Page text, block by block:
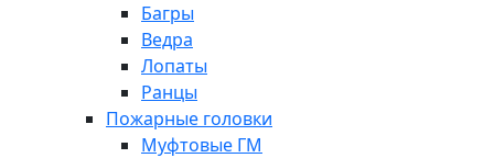
Багры
Ведра
Лопаты
Ранцы
Пожарные головки
Муфтовые ГМ